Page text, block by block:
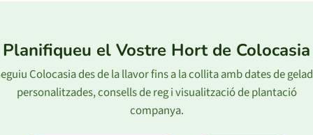
Planifiqueu el Vostre Hort de Colocasia
Colocasia des de la llavor fins a la collita amb dates de
personalitzades, consells de reg i visualització de plantació
companya.